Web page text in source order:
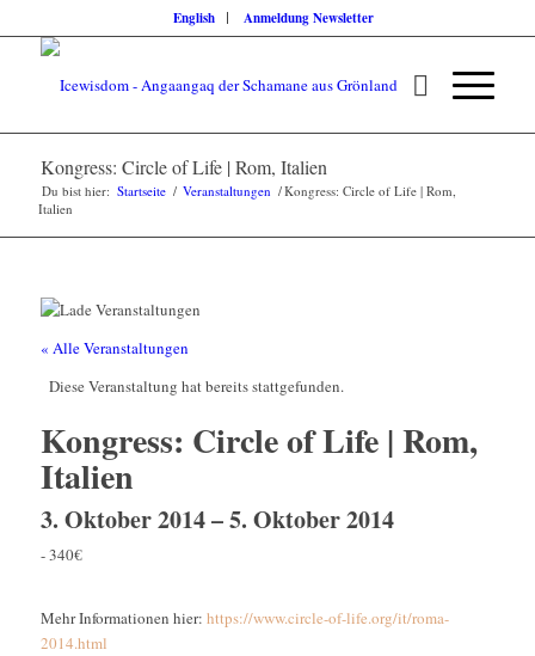
English Anmeldung Newsletter
Kongress: Circle of Life | Rom, Italien
Du bist hier: Startseite / Veranstaltungen /Kongress: Circle of Life | Rom,
Italien
« Alle Veranstaltungen
Diese Veranstaltung hat bereits stattgefunden.
Kongress: Circle of Life | Rom,
Italien
3. Oktober 2014–5. Oktober 2014
-340€
Mehr Informationen hier: https://www.circle-of-life.org/it/roma-
2014.html